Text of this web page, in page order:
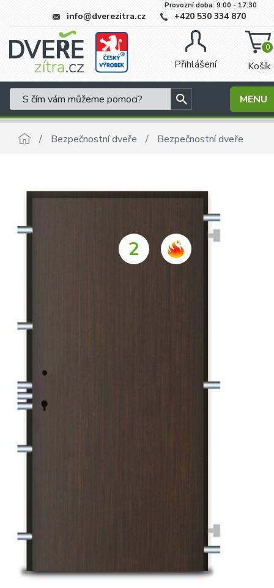
info@dverezitra.cz
Provozní doba: 9:00 - 17:30
+420 530 334 870
Přihlášení
0
Košík
MENU
Bezpečnostní dveře Bezpečnostní dveře
2